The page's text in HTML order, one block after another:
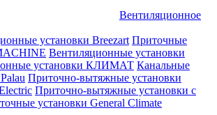
Вентиляционное
установки Breezart Приточные
Вентиляционные установки
установки КЛИМАТ Канальные
Приточно-вытяжные установки
Приточно-вытяжные установки с
установки General Climate